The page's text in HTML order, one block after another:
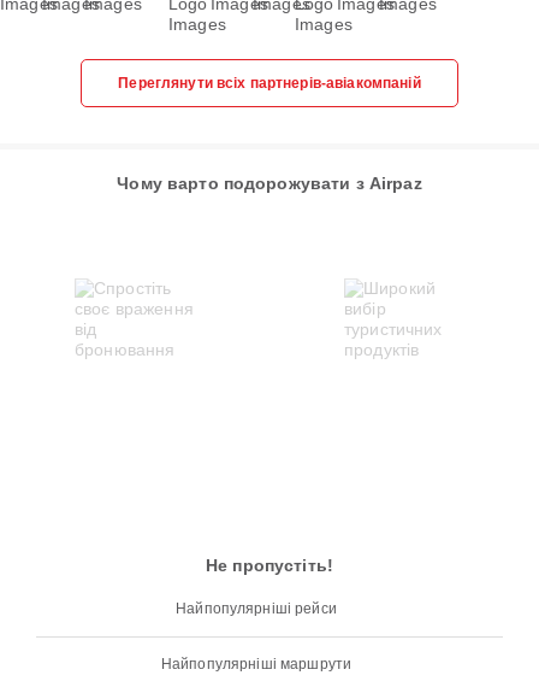
Переглянути всіх партнерів-авіакомпаній
Чому варто подорожувати з Airpaz
Не пропустіть!
Найпопулярніші рейси
Найпопулярніші маршрути